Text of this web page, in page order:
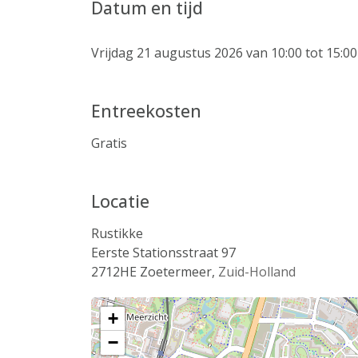
Datum en tijd
Vrijdag 21 augustus 2026 van 10:00 tot 15:00
Entreekosten
Gratis
Locatie
Rustikke
Eerste Stationsstraat 97
2712HE Zoetermeer, Zuid-Holland
+
−